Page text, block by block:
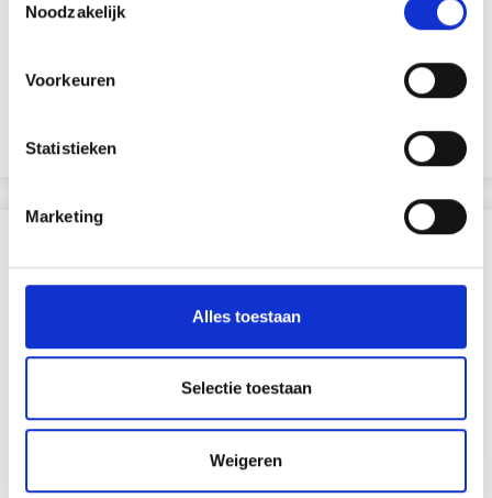
Noodzakelijk
Voorkeuren
Statistieken
Marketing
Alles toestaan
Selectie toestaan
Weigeren
DROPS KID-SILK
EUR 3.55
Voir toutes les options